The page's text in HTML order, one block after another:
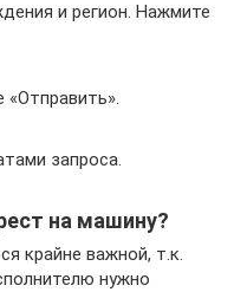
и регион. Нажмите
«Отправить».
запроса.
на машину?
крайне важной, т.к.
нужно